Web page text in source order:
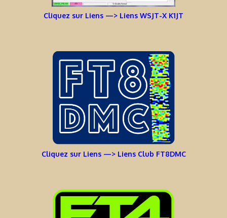
Cliquez sur Liens —> Liens WSJT-X K1JT
Cliquez sur Liens —> Liens Club FT8DMC